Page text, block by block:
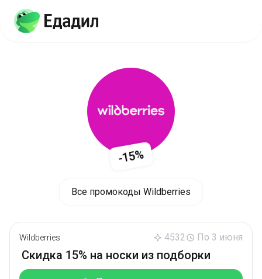
-15%
Все промокоды Wildberries
Wildberries 4532 По 3 июня
Скидка 15% на носки из подборки